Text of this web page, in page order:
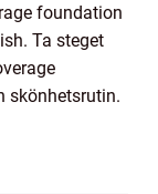
foundation
Ta steget
skönhetsrutin.